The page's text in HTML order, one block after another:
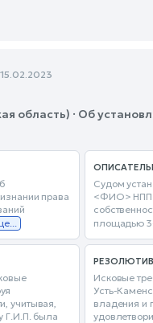
область) · Об
права
Судом
<ФИО> НПП
площадью
учитывая,
Г.И.П. была
Исковые
Усть-
владения и